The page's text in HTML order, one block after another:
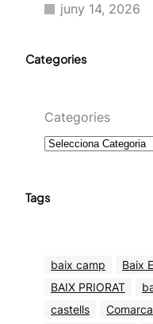
juny 14, 2026
Categories
Categories
Tags
baix camp Baix
BAIX PRIORAT
castells